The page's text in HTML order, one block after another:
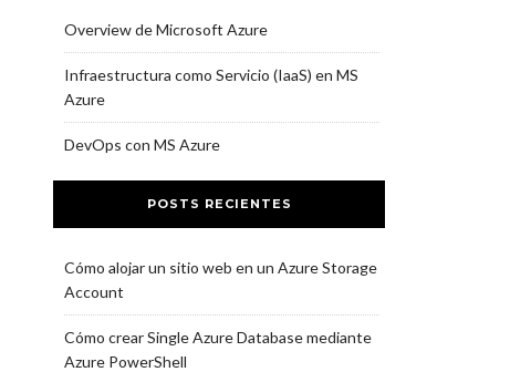
Overview de Microsoft Azure
Infraestructura como Servicio (IaaS) en MS
Azure
DevOps con MS Azure
POSTS RECIENTES
Cómo alojar un sitio web en un Azure Storage
Account
Cómo crear Single Azure Database mediante
Azure PowerShell